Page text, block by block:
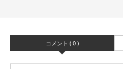
コメント ( 0 )